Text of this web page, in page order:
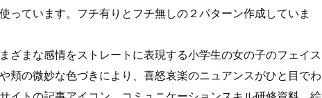
っています。フチ有りとフチ無しの２パターン作成していま
ざまな感情をストレートに表現する小学生の女の子のフェイス
頬の微妙な色づきにより、喜怒哀楽のニュアンスがひと目でわ